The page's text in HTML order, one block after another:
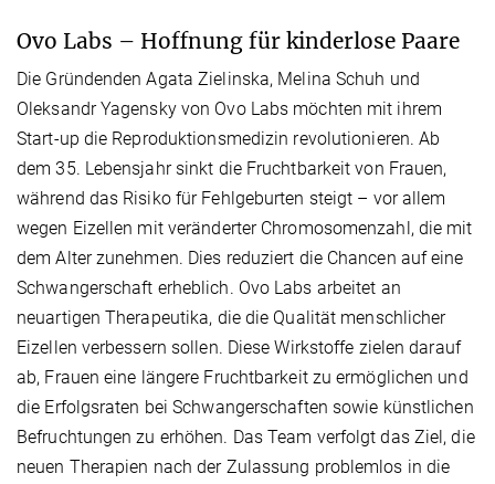
Ovo Labs – Hoffnung für kinderlose Paare
Die Gründenden Agata Zielinska, Melina Schuh und
Oleksandr Yagensky von Ovo Labs möchten mit ihrem
Start-up die Reproduktionsmedizin revolutionieren. Ab
dem 35. Lebensjahr sinkt die Fruchtbarkeit von Frauen,
während das Risiko für Fehlgeburten steigt – vor allem
wegen Eizellen mit veränderter Chromosomenzahl, die mit
dem Alter zunehmen. Dies reduziert die Chancen auf eine
Schwangerschaft erheblich. Ovo Labs arbeitet an
neuartigen Therapeutika, die die Qualität menschlicher
Eizellen verbessern sollen. Diese Wirkstoffe zielen darauf
ab, Frauen eine längere Fruchtbarkeit zu ermöglichen und
die Erfolgsraten bei Schwangerschaften sowie künstlichen
Befruchtungen zu erhöhen. Das Team verfolgt das Ziel, die
neuen Therapien nach der Zulassung problemlos in die